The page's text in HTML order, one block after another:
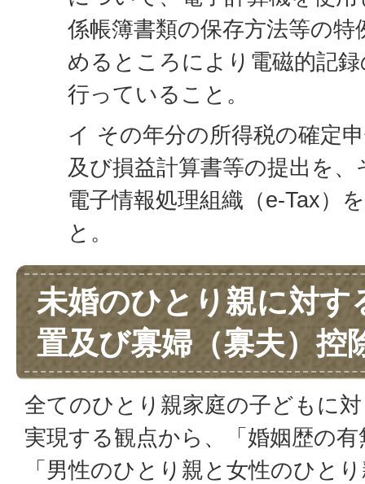
係帳簿書類の保存方法等の
めるところにより電磁的記
行っていること。
イ その年分の所得税の確定
及び損益計算書等の提出を
電子情報処理組織（e-Tax）
と。
未婚のひとり親に対す
置及び寡婦（寡夫）控
全てのひとり親家庭の子どもに
実現する観点から、「婚姻歴の
「男性のひとり親と女性のひと